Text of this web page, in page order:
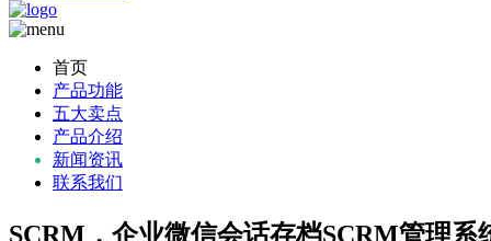
首页
产品功能
五大卖点
产品介绍
新闻资讯
联系我们
SCRM，企业微信会话存档SCRM管理系